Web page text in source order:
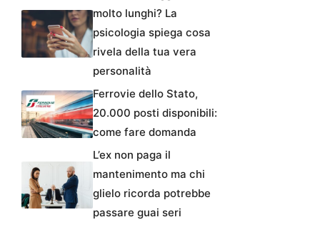
molto lunghi? La
psicologia spiega cosa
rivela della tua vera
personalità
Ferrovie dello Stato,
20.000 posti disponibili:
come fare domanda
L’ex non paga il
mantenimento ma chi
glielo ricorda potrebbe
passare guai seri